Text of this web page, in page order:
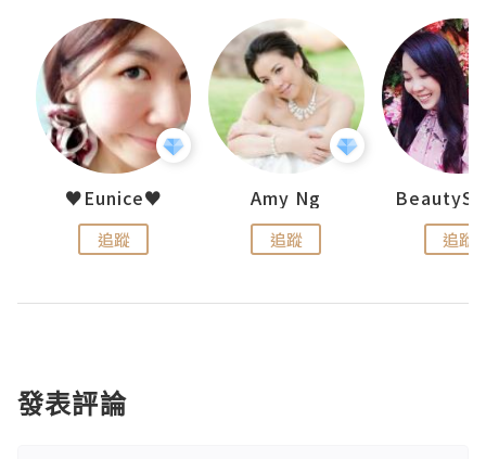
♥Eunice♥
追蹤
Amy Ng
追蹤 追蹤
發表評論